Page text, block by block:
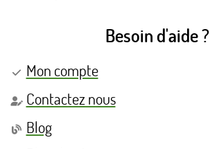
Besoin d'aide ?
Mon compte
Contactez nous
Blog